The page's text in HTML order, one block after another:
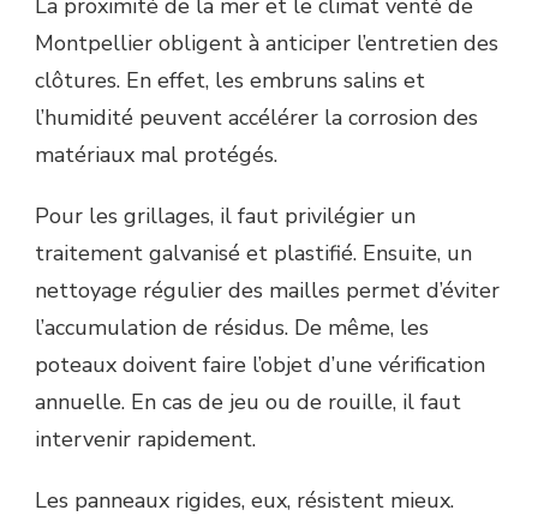
La proximité de la mer et le climat venté de
Montpellier obligent à anticiper l’entretien des
clôtures. En effet, les embruns salins et
l’humidité peuvent accélérer la corrosion des
matériaux mal protégés.
Pour les grillages, il faut privilégier un
traitement galvanisé et plastifié. Ensuite, un
nettoyage régulier des mailles permet d’éviter
l’accumulation de résidus. De même, les
poteaux doivent faire l’objet d’une vérification
annuelle. En cas de jeu ou de rouille, il faut
intervenir rapidement.
Les panneaux rigides, eux, résistent mieux.